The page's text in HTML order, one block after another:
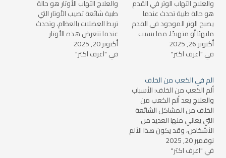
والعلاج التهاب الوتر في القدم
هو حالة طبية تحدث عندما
يصبح الوتر الموجود في القدم
ملتهبًا أو متهيجًا، مما يسبب
ألمًا وصعوبة في الحركة. يحدث
ذلك عادة نتيجة للإجهاد أو
القدم من الأنسجة الحيوية التي
تربط…
أكتوبر 26, 2025
في "اعرف اكتر"
والعلاج التهاب الأوتار هو حالة
طبية شائعة تصيب الأوتار التي
تربط العضلات بالعظام، وتحدث
عندما تتعرض هذه الأوتار
لإجهاد مفرط أو إصابة، مما
يؤدي إلى التورم والألم. يعتبر
أكتوبر 20, 2025
في "اعرف اكتر"
الم في الكعب من الخلف
ألم الكعب من الخلف: الأسباب
والعلاج يعد ألم الكعب من
الخلف من المشاكل الشائعة
التي يعاني منها العديد من
الأشخاص، وقد يكون هذا الألم
مزعجًا للغاية ويؤثر بشكل كبير
على قدرة الشخص على
نوفمبر 20, 2025
في "اعرف اكتر"